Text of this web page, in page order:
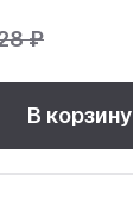
₽
В корзину